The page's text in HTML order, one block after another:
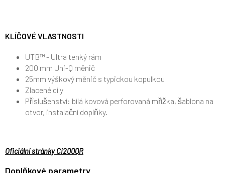
KLÍČOVÉ VLASTNOSTI
UTB™ - Ultra tenký rám
200 mm Uni-Q měnič
25mm výškový měnič s typickou kopulkou
Zlacené díly
Příslušenství: bílá kovová perforovaná mřížka, šablona na
otvor, instalační doplňky.
Oficiální stránky Ci200QR
Doplňkové parametry